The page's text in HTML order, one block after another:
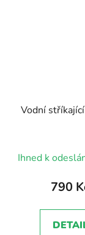
Vodní
Ihned k
790